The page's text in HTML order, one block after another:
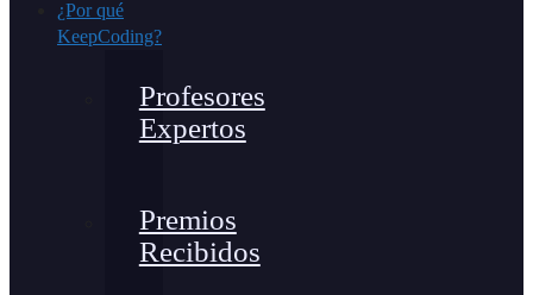
¿Por qué
KeepCoding?
Profesores
Expertos
Premios
Recibidos